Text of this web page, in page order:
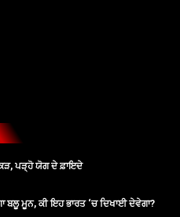
ਪੜ੍ਹੋ ਯੋਗ ਦੇ ਫ਼ਾਇਦੇ
ਮੂਨ, ਕੀ ਇਹ ਭਾਰਤ ‘ਚ ਦਿਖਾਈ ਦੇਵੇਗਾ?